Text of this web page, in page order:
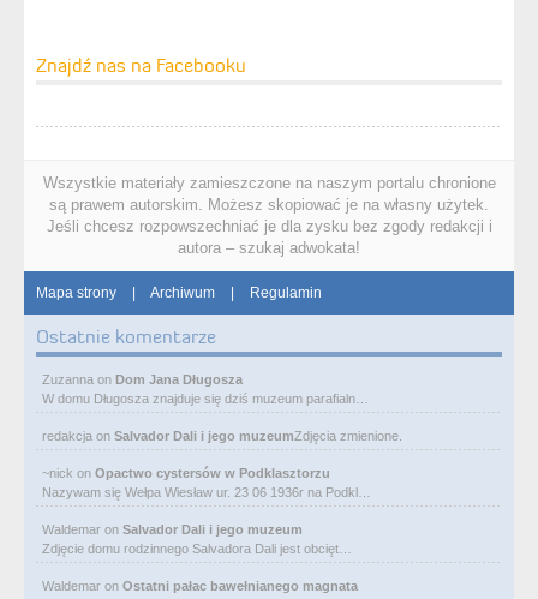
Znajdź nas na Facebooku
Wszystkie materiały zamieszczone na naszym portalu chronione
są prawem autorskim. Możesz skopiować je na własny użytek.
Jeśli chcesz rozpowszechniać je dla zysku bez zgody redakcji i
autora – szukaj adwokata!
Mapa strony | Archiwum | Regulamin
Ostatnie komentarze
Zuzanna on Dom Jana Długosza
W domu Długosza znajduje się dziś muzeum parafialn…
redakcja on Salvador Dali i jego muzeumZdjęcia zmienione.
~nick on Opactwo cystersów w Podklasztorzu
Nazywam się Wełpa Wiesław ur. 23 06 1936r na Podkl…
Waldemar on Salvador Dali i jego muzeum
Zdjęcie domu rodzinnego Salvadora Dali jest obcięt…
Waldemar on Ostatni pałac bawełnianego magnata